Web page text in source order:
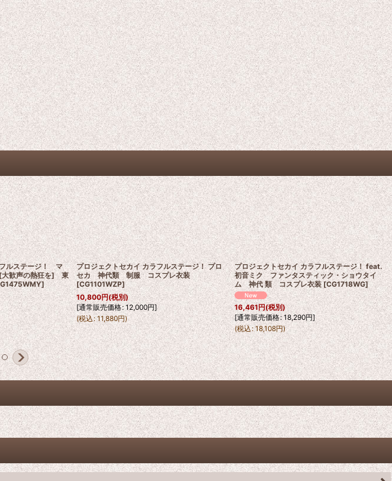
ルステージ！ マ
歓声の熱狂を] 東
]
プロジェクトセカイ カラフルステージ！ プロ
セカ 神代類 制服 コスプレ衣装
[CG1101WZP]
10,800円(税別)
[通常販売価格: 12,000円]
(税込: 11,880円)
プロジェクトセカイ カラフルステージ！ feat.
初音ミク ファンタスティック・ショウタイ
ム 神代 類 コスプレ衣装 [CG1718WG]
16,461円(税別)
[通常販売価格: 18,290円]
(税込: 18,108円)